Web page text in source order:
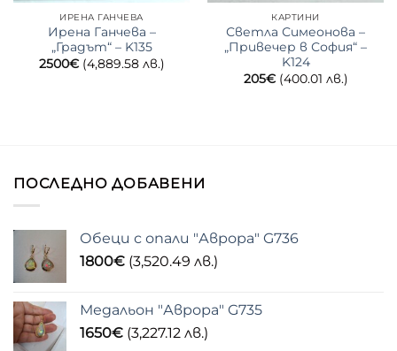
ИРЕНА ГАНЧЕВА
Ирена Ганчева –
„Градът“ – K135
2500€ (4,889.58 лв.)
КАРТИНИ
Светла Симеонова –
„Привечер в София“ –
K124
205€ (400.01 лв.)
ПОСЛЕДНО ДОБАВЕНИ
Обеци с опали "Аврора" G736
1800€ (3,520.49 лв.)
Медальон "Аврора" G735
1650€ (3,227.12 лв.)